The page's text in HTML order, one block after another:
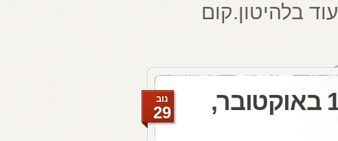
עוד בלהיטון.קום
כותרות האתמול: 19 באוקטובר,
נוב
29